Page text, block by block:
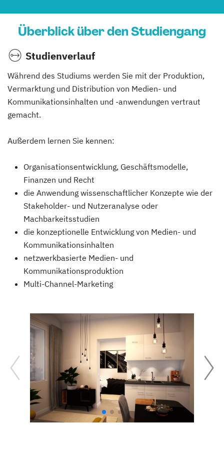
Überblick über den Studiengang
Studienverlauf
Während des Studiums werden Sie mit der Produktion,
Vermarktung und Distribution von Medien- und
Kommunikationsinhalten und -anwendungen vertraut
gemacht.
Außerdem lernen Sie kennen:
Organisationsentwicklung, Geschäftsmodelle,
Finanzen und Recht
die Anwendung wissenschaftlicher Konzepte wie der
Stakeholder- und Nutzeranalyse oder
Machbarkeitsstudien
die konzeptionelle Entwicklung von Medien- und
Kommunikationsinhalten
netzwerkbasierte Medien- und
Kommunikationsproduktion
Multi-Channel-Marketing